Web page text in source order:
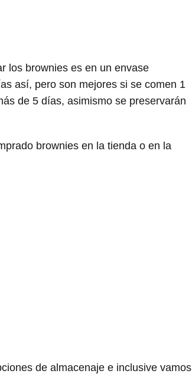
los brownies es en un envase
así, pero son mejores si se comen 1
de 5 días, asimismo se preservarán
brownies en la tienda o en la
de almacenaje e inclusive vamos